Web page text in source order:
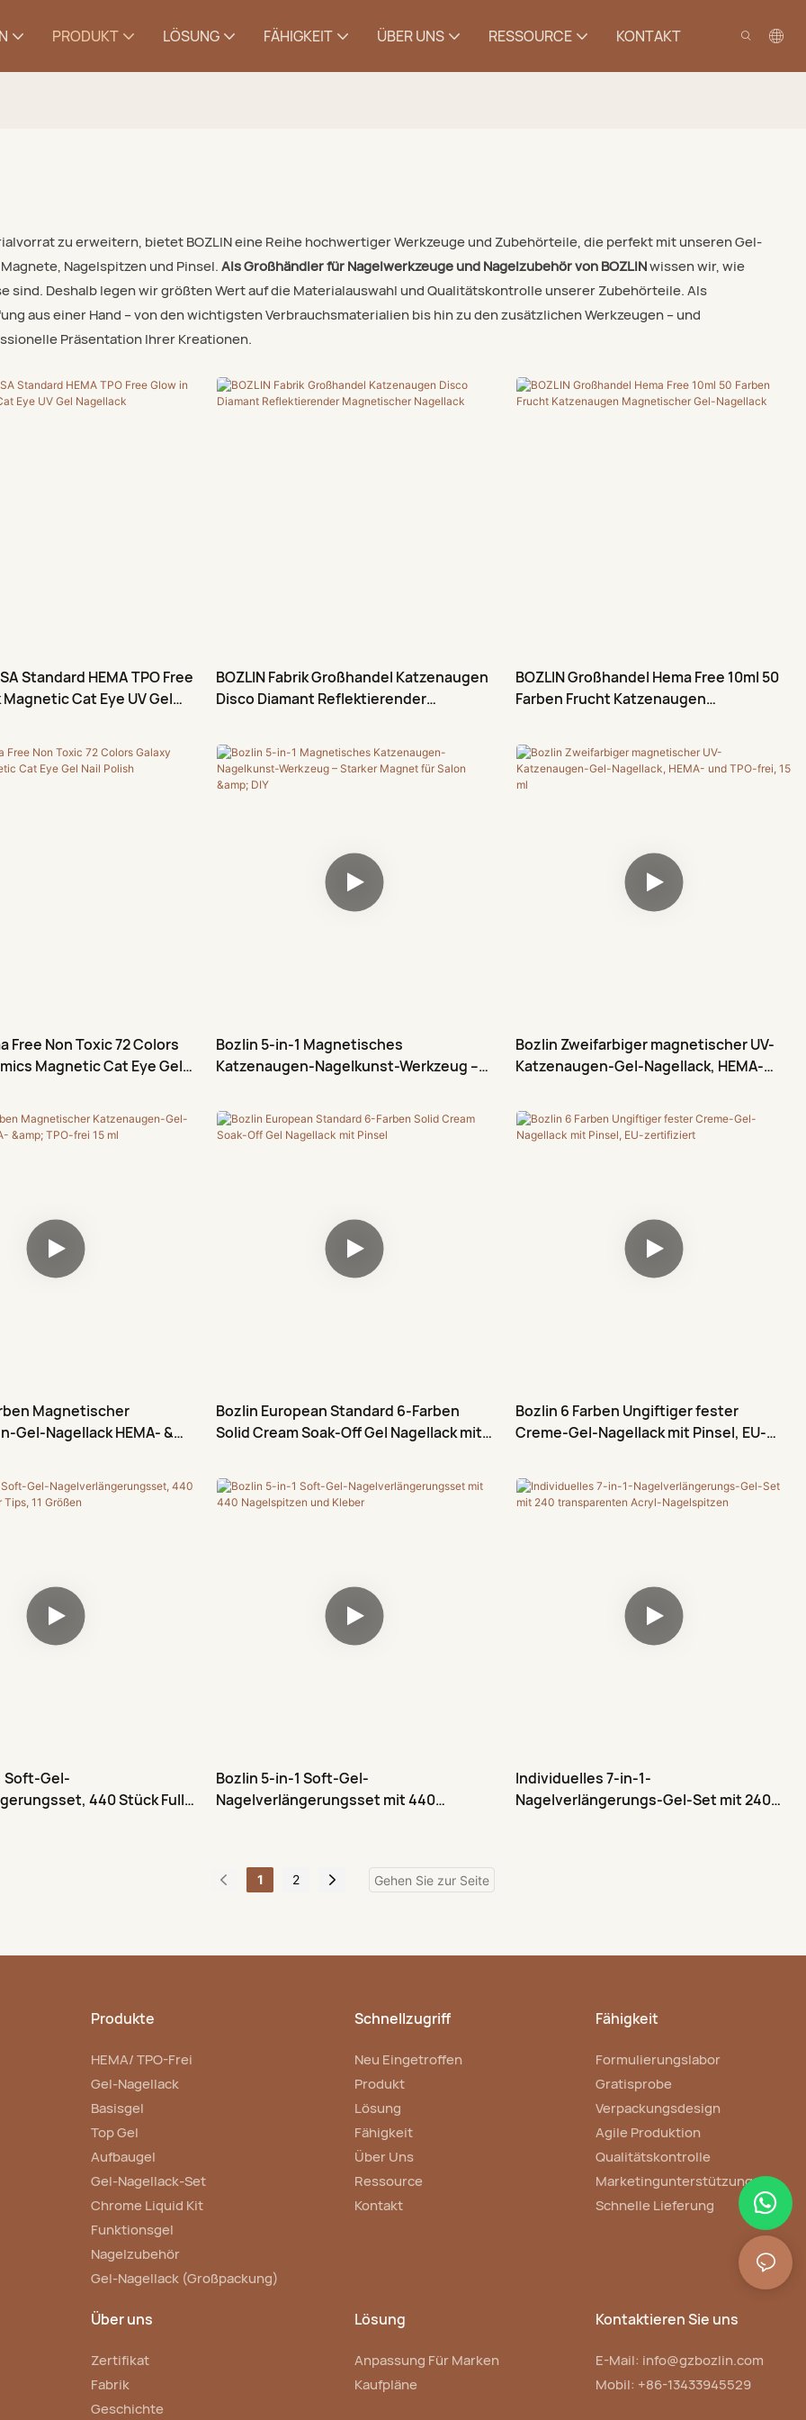
PRODUKT LÖSUNG FÄHIGKEIT ÜBER UNS RESSOURCE KONTAKT
zu erweitern, bietet BOZLIN eine Reihe hochwertiger Werkzeuge und Zubehörteile, die perfekt mit unseren Gel-
Nagelspitzen und Pinsel.Als Großhändler für Nagelwerkzeuge und Nagelzubehör von BOZLINwissen wir, wie
Deshalb legen wir größten Wert auf die Materialauswahl und Qualitätskontrolle unserer Zubehörteile. Als
aus einer Hand – von den wichtigsten Verbrauchsmaterialien bis hin zu den zusätzlichen Werkzeugen – und
Präsentation Ihrer Kreationen.
Standard HEMA TPO Free
Cat Eye UV Gel
BOZLIN Fabrik Großhandel Katzenaugen
Disco Diamant Reflektierender
BOZLIN Großhandel Hema Free 10ml 50
Farben Frucht Katzenaugen
Free Non Toxic 72 Colors
Magnetic Cat Eye Gel
Bozlin 5-in-1 Magnetisches
Katzenaugen-Nagelkunst-Werkzeug –
Bozlin Zweifarbiger magnetischer UV-
Katzenaugen-Gel-Nagellack, HEMA-
Magnetischer
Gel-Nagellack HEMA- &
Bozlin European Standard 6-Farben
Solid Cream Soak-Off Gel Nagellack mit
Bozlin 6 Farben Ungiftiger fester
Creme-Gel-Nagellack mit Pinsel, EU-
Soft-Gel-
440 Stück Full
Bozlin 5-in-1 Soft-Gel-
Nagelverlängerungsset mit 440
Individuelles 7-in-1-
Nagelverlängerungs-Gel-Set mit 240
1 2
Produkte
HEMA/ TPO-Frei
Gel-Nagellack
Basisgel
Top Gel
Aufbaugel
Gel-Nagellack-Set
Chrome Liquid Kit
Funktionsgel
Nagelzubehör
Gel-Nagellack (Großpackung)
Schnellzugriff
Neu Eingetroffen
Produkt
Lösung
Fähigkeit
Über Uns
Ressource
Kontakt
Fähigkeit
Formulierungslabor
Gratisprobe
Verpackungsdesign
Agile Produktion
Qualitätskontrolle
Marketingunterstützung
Schnelle Lieferung
Über uns
Zertifikat
Fabrik
Geschichte
Lösung
Anpassung Für Marken
Kaufpläne
Kontaktieren Sie uns
E-Mail: info@gzbozlin.com
Mobil: +86-13433945529